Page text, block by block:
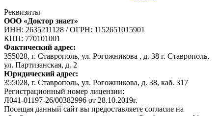
Реквизиты
ООО «Доктор знает»
ИНН: 2635211128 /ОГРН: 1152651015901
КПП: 770101001
Фактический адрес:
355028, г. Ставрополь, ул. Рогожникова , д. 38 г. Ставрополь,
ул. Партизанская, д. 2
Юридический адрес:
355028, г. Ставрополь, ул. Рогожникова, д. 38, каб. 317
Регистрационный номер лицензии:
Л041-01197-26/00382996 от 28.10.2019г.
Посещая данный сайт вы предоставляете согласие на